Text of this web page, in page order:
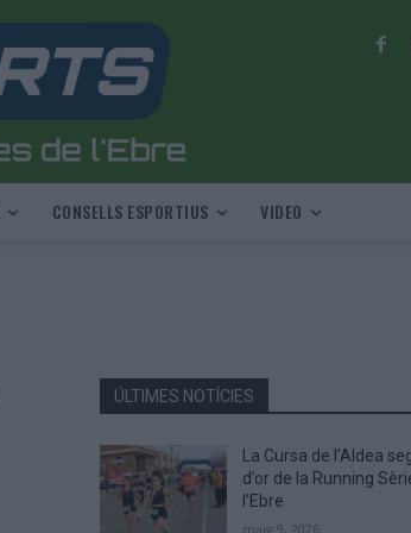
CONSELLS ESPORTIUS VIDEO
ÚLTIMES NOTÍCIES
La Cursa de l’Aldea
d’or de la Running
l’Ebre
maig 9, 2026